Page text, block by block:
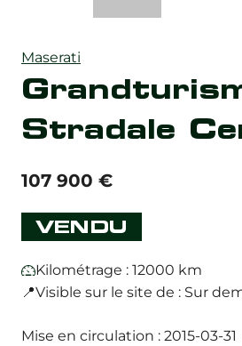
Maserati
Stradale
107 900 €
VENDU
Kilométrage : 12000 km
📍Visible sur le site de : Sur
Mise en circulation : 2015-03-31